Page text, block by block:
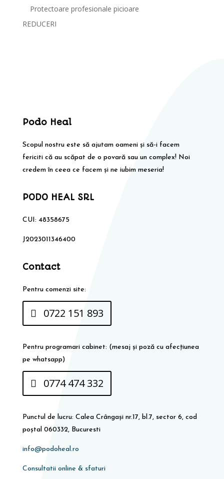
Protectoare profesionale picioare
REDUCERI
Podo Heal
Scopul nostru este să ajutam oameni și să-i facem
fericiti că au scăpat de o povară sau un complex! Noi
credem în ceea ce facem și ne iubim meseria!
PODO HEAL SRL
CUI: 48358675
J2023011346400
Contact
Pentru comenzi site:
0722 151 893
Pentru programari cabinet: (mesaj și poză cu afecțiunea
pe whatsapp)
0774 474 332
Punctul de lucru: Calea Crângași nr.17, bl.7, sector 6, cod
poștal 060332, Bucuresti
info@podoheal.ro
Consultatii online & sfaturi